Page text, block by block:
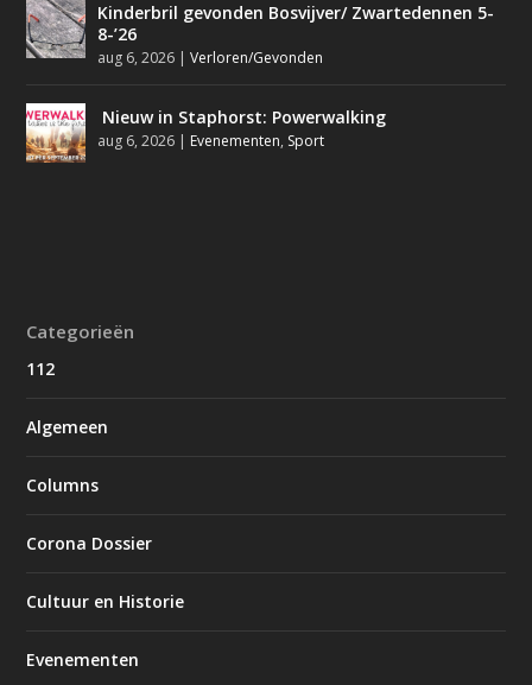
Kinderbril gevonden Bosvijver/ Zwartedennen 5-
8-’26
aug 6, 2026 |Verloren/Gevonden
Nieuw in Staphorst: Powerwalking
aug 6, 2026 | Evenementen, Sport
Categorieën
112
Algemeen
Columns
Corona Dossier
Cultuur en Historie
Evenementen